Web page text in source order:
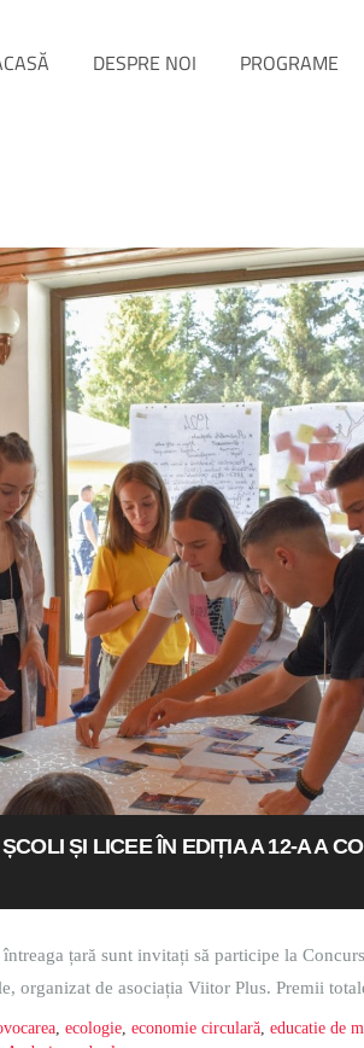
DESPRE NOI PROGRAME
ȘI LICEE ÎN EDIȚIA A 12-A A
țară sunt invitați să participe la
organizat de asociația Viitor Plus. Premii
, ecologie, economie circulară, educatie de